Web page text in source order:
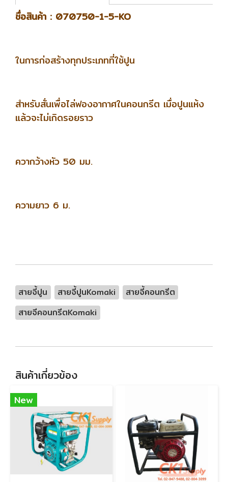
ชื่อสินค้า : 070750-1-5-KO
ในการก่อสร้างทุกประเภทที่ใช้ปูน
สำหรับสั่นเพื่อไล่ฟองอากาศในคอนกรีต เมื่อปูนแห้ง
แล้วจะไม่เกิดรอยราว
ควากว้างหัว 50 มม.
ความยาว 6 ม.
สายจี้ปูน สายจี้ปูนKomaki
สายจี้คอนกรีต
สายจีคอนกรีตKomaki
สินค้าเกี่ยวข้อง
New